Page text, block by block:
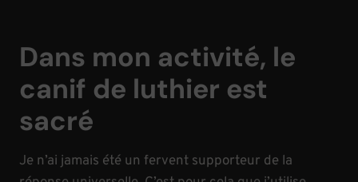
Dans mon activité, le
canif de luthier est
sacré
Je n’ai jamais été un fervent supporteur de la